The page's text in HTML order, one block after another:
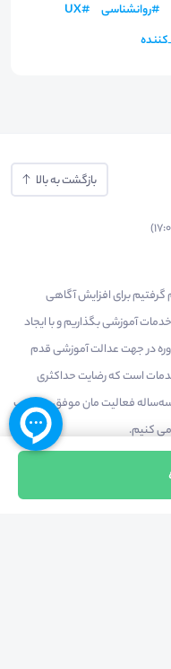
#روانشناسی #
UX
بازگشت به بالا
که تصمیم گرفتیم برای افزایش آگاهی
آموزشی بگذاریم و با ایجاد
دوره در جهت عدالت آموزشی قدم
است که رضایت حداکثری
سه‌ساله فعالیت مان موفق به کسب
می‌ کنیم.